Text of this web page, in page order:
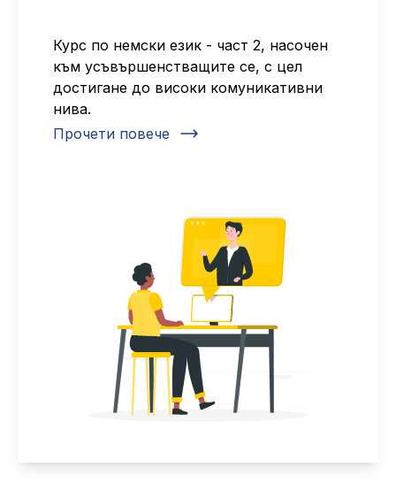
Курс по немски език - част 2, насочен
към усъвършенстващите се, с цел
достигане до високи комуникативни
нива.
Прочети повече